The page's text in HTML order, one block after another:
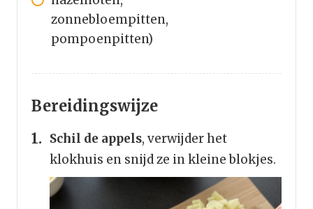
zonnebloempitten,
pompoenpitten)
Bereidingswijze
Schil de appels, verwijder het
klokhuis en snijd ze in kleine blokjes.